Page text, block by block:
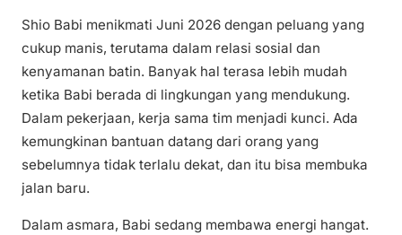
Shio Babi menikmati Juni 2026 dengan peluang yang
cukup manis, terutama dalam relasi sosial dan
kenyamanan batin. Banyak hal terasa lebih mudah
ketika Babi berada di lingkungan yang mendukung.
Dalam pekerjaan, kerja sama tim menjadi kunci. Ada
kemungkinan bantuan datang dari orang yang
sebelumnya tidak terlalu dekat, dan itu bisa membuka
jalan baru.
Dalam asmara, Babi sedang membawa energi hangat.